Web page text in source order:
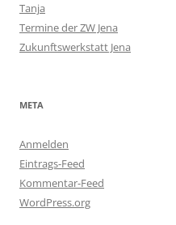
Tanja
Termine der ZW Jena
Zukunftswerkstatt Jena
META
Anmelden
Eintrags-Feed
Kommentar-Feed
WordPress.org